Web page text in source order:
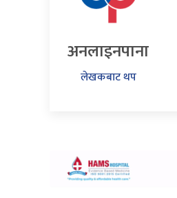
अनलाइनपाना
लेखकबाट थप